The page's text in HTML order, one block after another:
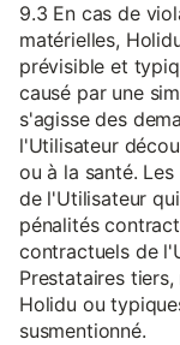
9.3 En cas de
matérielles,
prévisible et
causé par une
s'agisse des
l'Utilisateur
ou à la santé.
de l'Utilisateur
pénalités
contractuels de
Prestataires
Holidu ou
susmentionné.